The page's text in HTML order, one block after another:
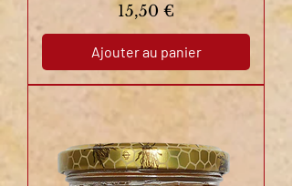
Prix
15,50 €
Ajouter au panier